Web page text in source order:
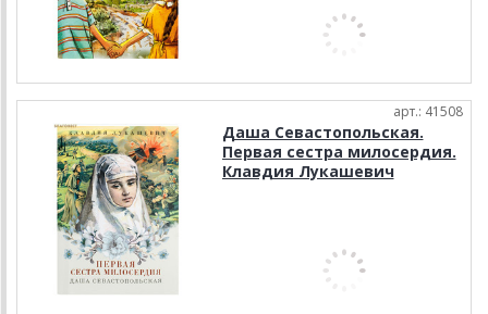
арт.: 41508
Даша Севастопольская.
Первая сестра милосердия.
Клавдия Лукашевич